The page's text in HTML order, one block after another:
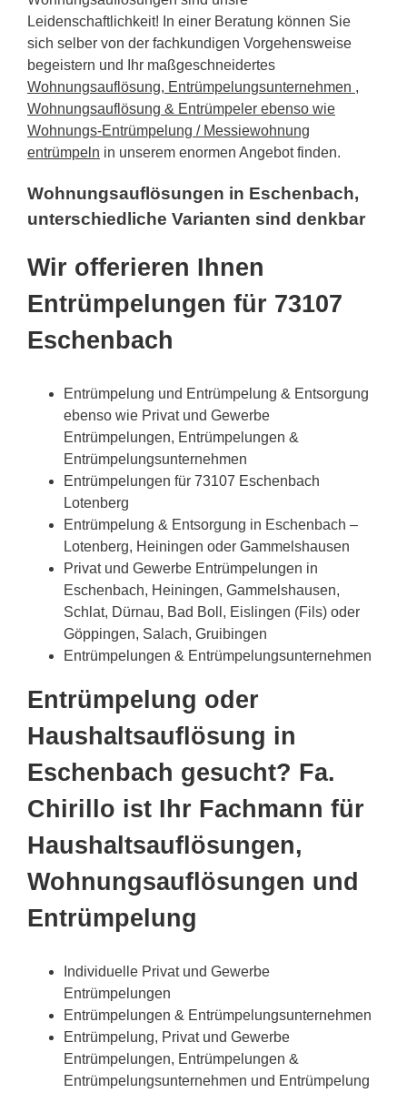
Leidenschaftlichkeit! In einer Beratung können Sie
sich selber von der fachkundigen Vorgehensweise
begeistern und Ihr maßgeschneidertes
Wohnungsauflösung, Entrümpelungsunternehmen ,
Wohnungsauflösung & Entrümpeler ebenso wie
Wohnungs-Entrümpelung / Messiewohnung
entrümpeln in unserem enormen Angebot finden.
Wohnungsauflösungen in Eschenbach,
unterschiedliche Varianten sind denkbar
Wir offerieren Ihnen
Entrümpelungen für 73107
Eschenbach
Entrümpelung und Entrümpelung & Entsorgung
ebenso wie Privat und Gewerbe
Entrümpelungen, Entrümpelungen &
Entrümpelungsunternehmen
Entrümpelungen für 73107 Eschenbach
Lotenberg
Entrümpelung & Entsorgung in Eschenbach –
Lotenberg, Heiningen oder Gammelshausen
Privat und Gewerbe Entrümpelungen in
Eschenbach, Heiningen, Gammelshausen,
Schlat, Dürnau, Bad Boll, Eislingen (Fils) oder
Göppingen, Salach, Gruibingen
Entrümpelungen & Entrümpelungsunternehmen
Entrümpelung oder
Haushaltsauflösung in
Eschenbach gesucht? Fa.
Chirillo ist Ihr Fachmann für
Haushaltsauflösungen,
Wohnungsauflösungen und
Entrümpelung
Individuelle Privat und Gewerbe
Entrümpelungen
Entrümpelungen & Entrümpelungsunternehmen
Entrümpelung, Privat und Gewerbe
Entrümpelungen, Entrümpelungen &
Entrümpelungsunternehmen und Entrümpelung